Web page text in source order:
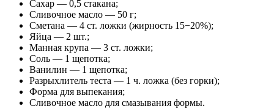
Сахар — 0,5 стакана;
Сливочное масло — 50 г;
Сметана — 4 ст. ложки (жирность 15−20%);
Яйца — 2 шт.;
Манная крупа — 3 ст. ложки;
Соль — 1 щепотка;
Ванилин — 1 щепотка;
Разрыхлитель теста — 1 ч. ложка (без горки);
Форма для выпекания;
Сливочное масло для смазывания формы.